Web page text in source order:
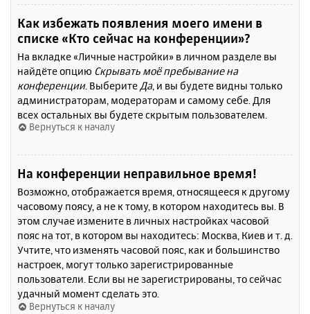
Как избежать появления моего имени в
списке «Кто сейчас на конференции»?
На вкладке «Личные настройки» в личном разделе вы
найдёте опцию Скрывать моё пребывание на
конференции. Выберите Да, и вы будете видны только
администраторам, модераторам и самому себе. Для
всех остальных вы будете скрытым пользователем.
Вернуться к началу
На конференции неправильное время!
Возможно, отображается время, относящееся к другому
часовому поясу, а не к тому, в котором находитесь вы. В
этом случае измените в личных настройках часовой
пояс на тот, в котором вы находитесь: Москва, Киев и т. д.
Учтите, что изменять часовой пояс, как и большинство
настроек, могут только зарегистрированные
пользователи. Если вы не зарегистрированы, то сейчас
удачный момент сделать это.
Вернуться к началу